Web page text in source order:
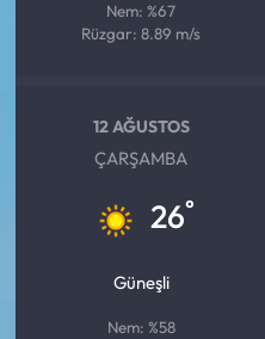
Nem: %67
Rüzgar: 8.89 m/s
12 AĞUSTOS
ÇARŞAMBA
26°
Güneşli
Nem: %58